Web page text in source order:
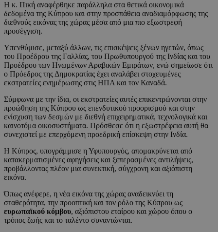
Η κ. Πική αναφέρθηκε παράλληλα στα θετικά οικονομικά
δεδομένα της Κύπρου και στην προσπάθεια αναδιαμόρφωσης της
διεθνούς εικόνας της χώρας μέσα από μια πιο εξωστρεφή
προσέγγιση.
Υπενθύμισε, μεταξύ άλλων, τις επισκέψεις ξένων ηγετών, όπως
του Προέδρου της Γαλλίας, του Πρωθυπουργού της Ινδίας και του
Προέδρου των Ηνωμένων Αραβικών Εμιράτων, ενώ σημείωσε ότι
ο Πρόεδρος της Δημοκρατίας έχει αναλάβει στοχευμένες
εκστρατείες ενημέρωσης στις ΗΠΑ και τον Καναδά.
Σύμφωνα με την ίδια, οι εκστρατείες αυτές επικεντρώνονται στην
προώθηση της Κύπρου ως επενδυτικού προορισμού και στην
ενίσχυση των δεσμών με διεθνή επιχειρηματικά, τεχνολογικά και
καινοτόμα οικοσυστήματα. Πρόσθεσε ότι η εξωστρέφεια αυτή θα
συνεχιστεί με επερχόμενη προεδρική επίσκεψη στην Ινδία.
Η Κύπρος, υπογράμμισε η Υφυπουργός, απομακρύνεται από
κατακερματισμένες αφηγήσεις και ξεπερασμένες αντιλήψεις,
προβάλλοντας πλέον μια συνεκτική, σύγχρονη και αξιόπιστη
εικόνα.
Όπως ανέφερε, η νέα εικόνα της χώρας αναδεικνύει τη
σταθερότητα, την προοπτική και τον ρόλο της Κύπρου ως
ευρωπαϊκού κόμβου, αξιόπιστου εταίρου και χώρου όπου ο
τρόπος ζωής και το ταλέντο συναντώνται.